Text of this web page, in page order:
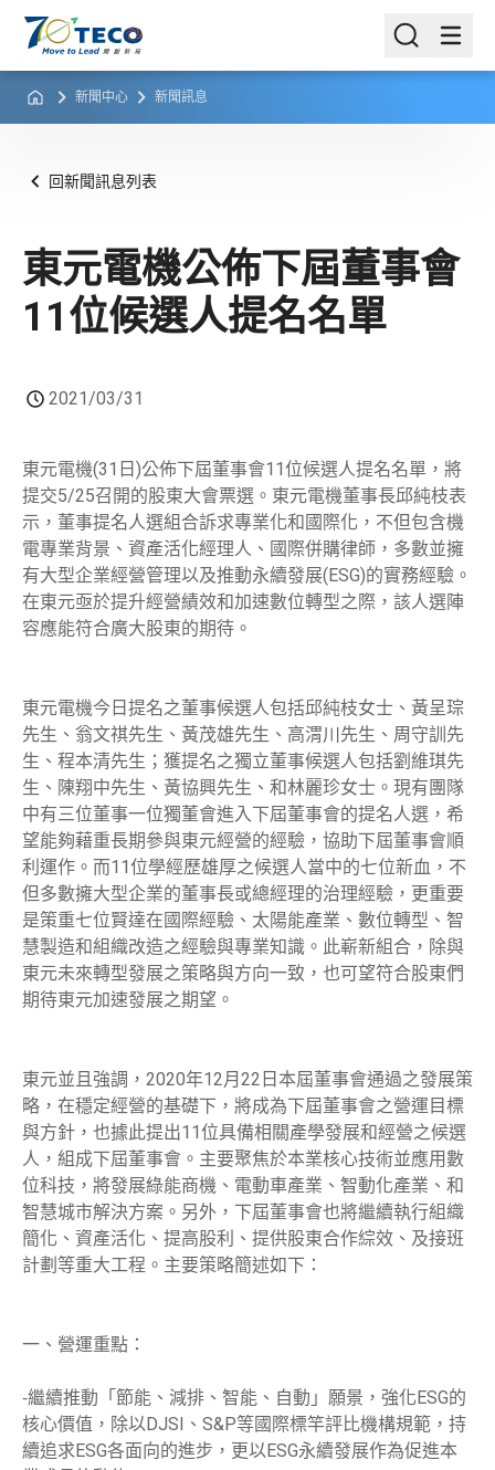
新聞中心 新聞訊息
回新聞訊息列表
東元電機公佈下屆董事會
11位候選人提名名單
2021/03/31
東元電機(31日)公佈下屆董事會11位候選人提名名單，將
提交5/25召開的股東大會票選。東元電機董事長邱純枝表
示，董事提名人選組合訴求專業化和國際化，不但包含機
電專業背景、資產活化經理人、國際併購律師，多數並擁
有大型企業經營管理以及推動永續發展(ESG)的實務經驗。
在東元亟於提升經營績效和加速數位轉型之際，該人選陣
容應能符合廣大股東的期待。
東元電機今日提名之董事候選人包括邱純枝女士、黃呈琮
先生、翁文祺先生、黃茂雄先生、高渭川先生、周守訓先
生、程本清先生；獲提名之獨立董事候選人包括劉維琪先
生、陳翔中先生、黃協興先生、和林麗珍女士。現有團隊
中有三位董事一位獨董會進入下屆董事會的提名人選，希
望能夠藉重長期參與東元經營的經驗，協助下屆董事會順
利運作。而11位學經歷雄厚之候選人當中的七位新血，不
但多數擁大型企業的董事長或總經理的治理經驗，更重要
是策重七位賢達在國際經驗、太陽能產業、數位轉型、智
慧製造和組織改造之經驗與專業知識。此嶄新組合，除與
東元未來轉型發展之策略與方向一致，也可望符合股東們
期待東元加速發展之期望。
東元並且強調，2020年12月22日本屆董事會通過之發展策
略，在穩定經營的基礎下，將成為下屆董事會之營運目標
與方針，也據此提出11位具備相關產學發展和經營之候選
人，組成下屆董事會。主要聚焦於本業核心技術並應用數
位科技，將發展綠能商機、電動車產業、智動化產業、和
智慧城市解決方案。另外，下屆董事會也將繼續執行組織
簡化、資產活化、提高股利、提供股東合作綜效、及接班
計劃等重大工程。主要策略簡述如下：
一、營運重點：
⁃繼續推動「節能、減排、智能、自動」願景，強化ESG的
核心價值，除以DJSI、S&P等國際標竿評比機構規範，持
續追求ESG各面向的進步，更以ESG永續發展作為促進本